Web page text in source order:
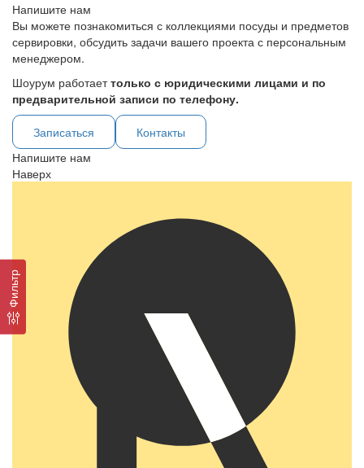
Фильтр
Напишите нам
Вы можете познакомиться с коллекциями посуды и предметов
сервировки, обсудить задачи вашего проекта с персональным
менеджером.
Шоурум работаеттолько с юридическими лицами и по
предварительной записи по телефону.
Записаться
Контакты
Напишите нам
Наверх